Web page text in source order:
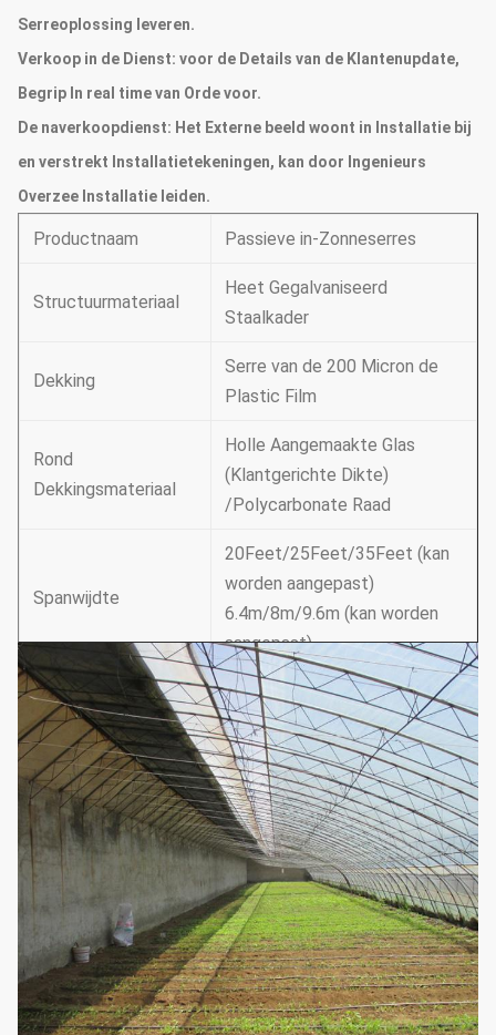
Serreoplossing leveren.
Verkoop in de Dienst: voor de Details van de Klantenupdate,
Begrip In real time van Orde voor.
De naverkoopdienst: Het Externe beeld woont in Installatie bij
en verstrekt Installatietekeningen, kan door Ingenieurs
Overzee Installatie leiden.
Productnaam Passieve in-Zonneserres
Structuurmateriaal
Heet Gegalvaniseerd
Staalkader
Dekking
Serre van de 200 Micron de
Plastic Film
Rond
Dekkingsmateriaal
Holle Aangemaakte Glas
(Klantgerichte Dikte)
/Polycarbonate Raad
Spanwijdte
20Feet/25Feet/35Feet (kan
worden aangepast)
6.4m/8m/9.6m (kan worden
aangepast)
Lengte
100Feet/150Feet/200Feet
(kan worden aangepast)
30m/50m/60m (kan worden
aangepast)
Dakhoogte
12Feet30Feet/3.510m
(volgens Vereisten kan
worden aangepast)
Schouderhoogte
5Feet6Feet/1.51.8m(volgens
Vereisten kan worden
aangepast)